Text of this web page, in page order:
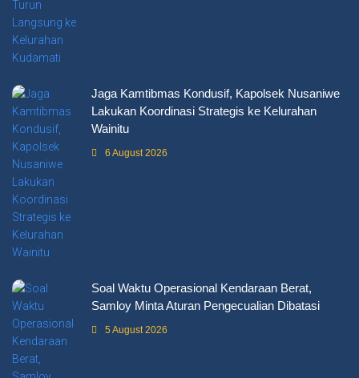
Jaga Kamtibmas Kondusif, Kapolsek Nusaniwe
Lakukan Koordinasi Strategis ke Kelurahan
Wainitu
6 August 2026
Soal Waktu Operasional Kendaraan Berat,
Samloy Minta Aturan Pengecualian Dibatasi
5 August 2026